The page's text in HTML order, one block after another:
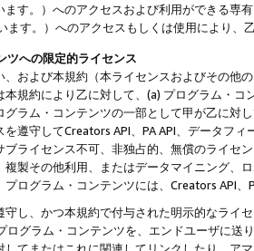
ます。）へのアクセスおよび利用ができる専
ます。）へのアクセスもしくは使用により
ツへの限定的ライセンス
、および本規約（本ライセンスおよびその他
本規約により乙に対して、(a) プログラム・
グラム・コンテンツの一部として甲が乙に対
遵守してCreators API、PA API、データフ
ブライセンス不可、非独占的、無償のライセ
複製その他利用、またはデータマイニング、
ログラム・コンテンツには、Creators API
守し、かつ本規約で付与された明示的なライ
ログラム・コンテンツを、エンドユーザに
してまたはこれに関連してリンクしたり、ア